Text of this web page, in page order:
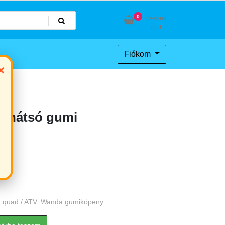
0
Összeg
0 Ft
Fiókom
hátsó gumi
/ ATV. Wanda gumiköpeny.